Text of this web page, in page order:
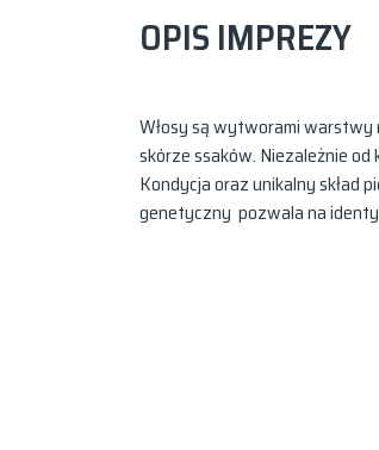
OPIS IMPREZY
Włosy są wytworami
skórze ssaków. Niezależnie od
Kondycja oraz unikalny skład
genetyczny pozwala na